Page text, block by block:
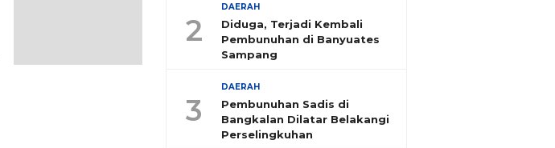
2
DAERAH
Diduga, Terjadi Kembali
Pembunuhan di Banyuates
Sampang
3
DAERAH
Pembunuhan Sadis di
Bangkalan Dilatar Belakangi
Perselingkuhan